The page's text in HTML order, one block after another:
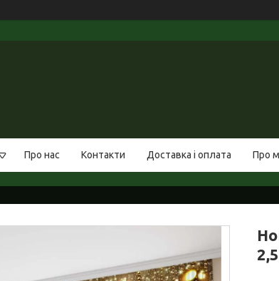
Про нас Контакти Доставка і оплата Про